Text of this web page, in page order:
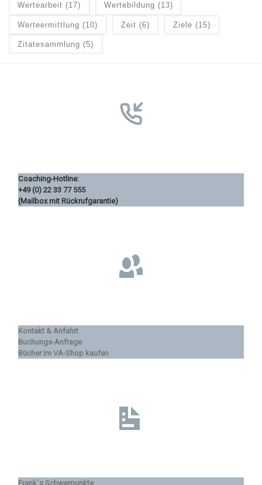
Wertearbeit (17) Wertebildung (13)
Werteermittlung (10) Zeit (6) Ziele (15)
Zitatesammlung (5)
Coaching-Hotline:
+49 (0) 22 33 77 555
(Mailbox mit Rückrufgarantie)
Kontakt & Anfahrt
Buchungs-Anfrage
Bücher im VA-Shop kaufen
Frank´s Schwerpunkte